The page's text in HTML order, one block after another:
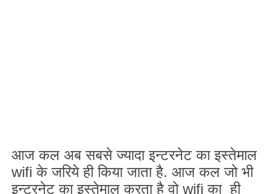
आज कल अब सबसे ज्यादा इन्टरनेट का इस्तेमाल
wifiके जरिये ही किया जाता है. आज कल जो भी
इन्टरनेट का इस्तेमाल करता है वोwifiका ही